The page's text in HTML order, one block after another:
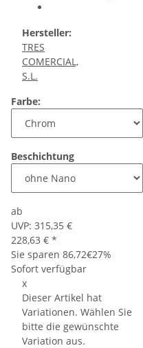
Hersteller:
TRES
COMERCIAL,
S.L.
Farbe:
Beschichtung
ab
UVP: 315,35 €
228,63 € *
Sie sparen 86,72€27%
Sofort verfügbar
x
Dieser Artikel hat
Variationen. Wählen Sie
bitte die gewünschte
Variation aus.